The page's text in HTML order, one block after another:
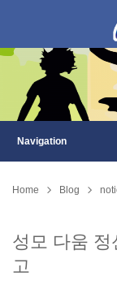
Home Blog
성모 다움
고